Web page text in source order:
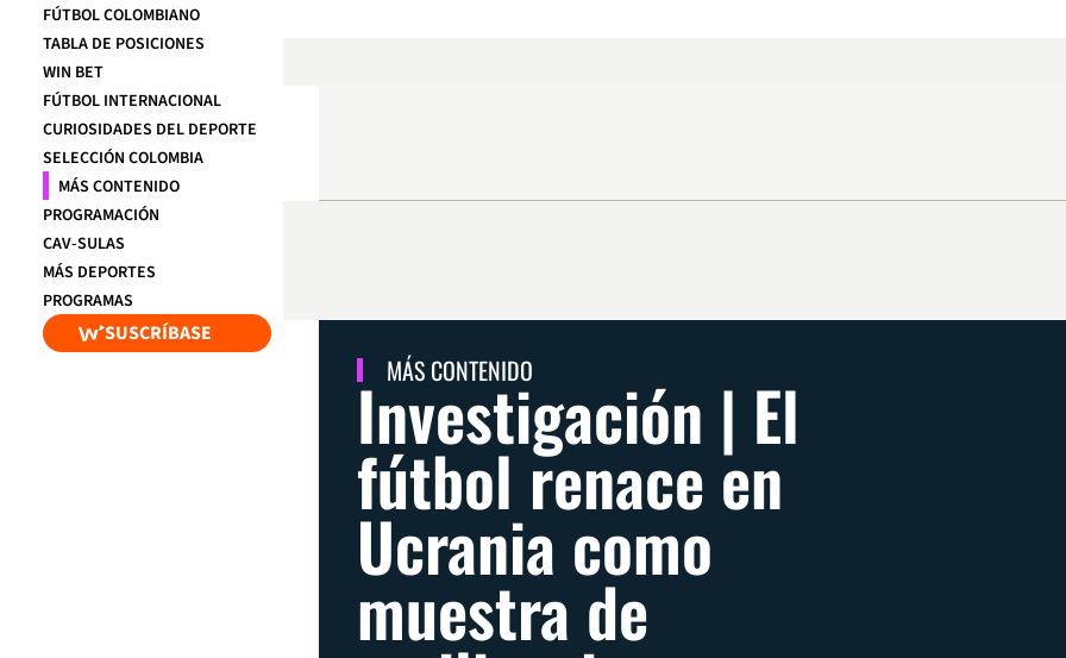
FÚTBOL COLOMBIANO
TABLA DE POSICIONES
WIN BET
FÚTBOL INTERNACIONAL
CURIOSIDADES DEL DEPORTE
SELECCIÓN COLOMBIA
MÁS CONTENIDO
PROGRAMACIÓN
CAV-SULAS
MÁS DEPORTES
PROGRAMAS
SUSCRÍBASE
MÁS CONTENIDO
Investigación | El
fútbol renace en
Ucrania como
muestra de